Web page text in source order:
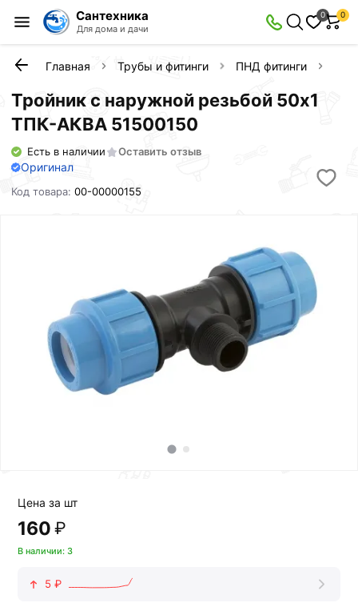
Сантехника
Для дома и дачи
0 0
Главная Трубы и фитинги ПНД фитинги
Тройник с наружной резьбой 50х1
ТПК-АКВА 51500150
Есть в наличии Оставить отзыв
Оригинал
Код товара:00-00000155
Цена за шт
160 ₽
В наличии: 3
5 ₽